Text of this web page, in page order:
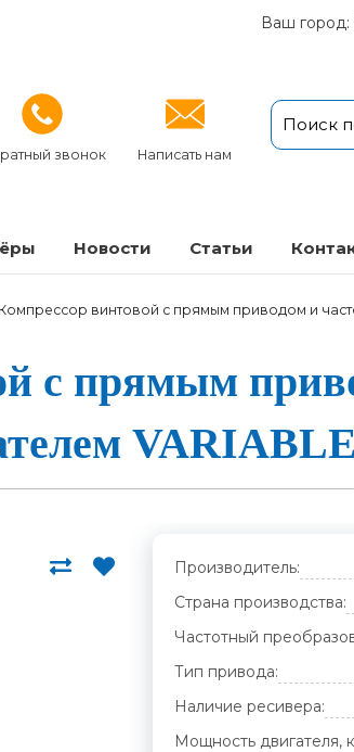
Ваш
звонок Написать нам
Новости Статьи
Компрессор винтовой с прямым приводом и
с пря­мым
Производитель:
Страна производства:
Частотный
Тип привода:
Наличие ресивера:
Мощность двигателя,